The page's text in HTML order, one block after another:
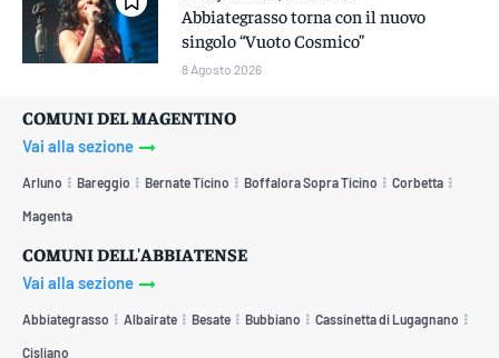
Abbiategrasso torna con il nuovo
singolo “Vuoto Cosmico”
8 Agosto 2026
COMUNI DEL MAGENTINO
Vai alla sezione
Arluno Bareggio Bernate Ticino Boffalora Sopra Ticino Corbetta
Magenta
COMUNI DELL'ABBIATENSE
Vai alla sezione
Abbiategrasso Albairate Besate Bubbiano Cassinetta di Lugagnano
Cisliano